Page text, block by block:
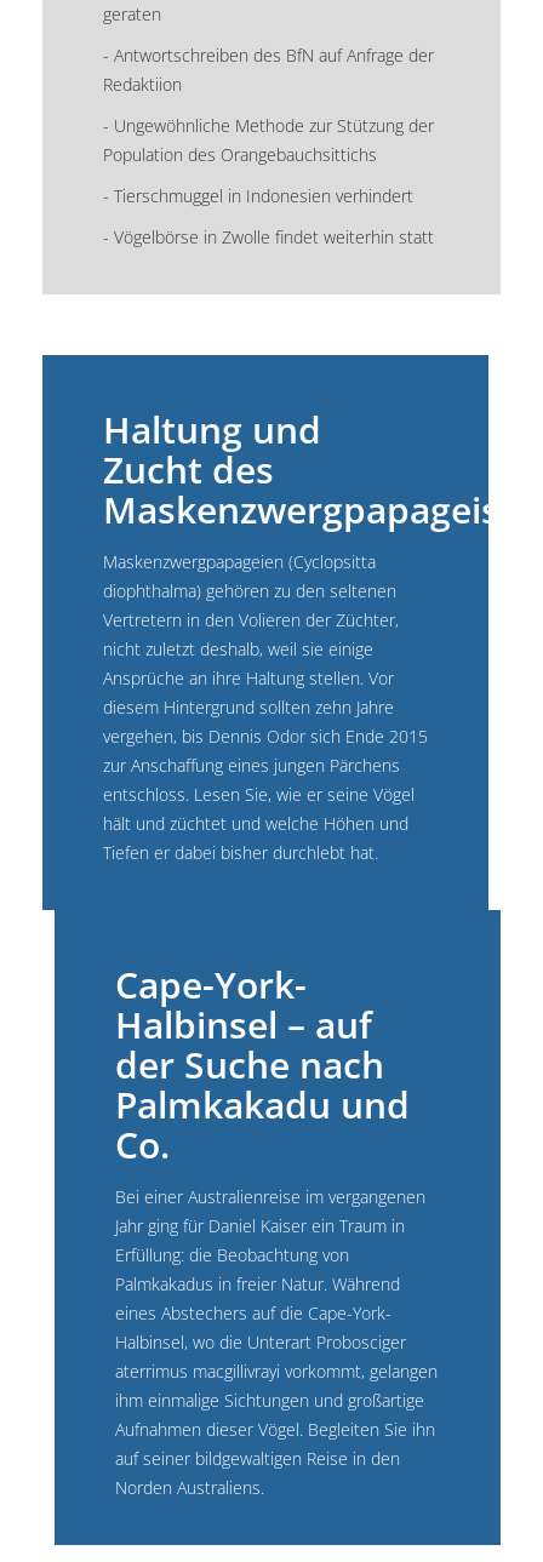
geraten
- Antwortschreiben des BfN auf Anfrage der
Redaktiion
- Ungewöhnliche Methode zur Stützung der
Population des Orangebauchsittichs
- Tierschmuggel in Indonesien verhindert
- Vögelbörse in Zwolle findet weiterhin statt
Haltung und
Zucht des
Maskenzwergpapageis
Maskenzwergpapageien (Cyclopsitta
diophthalma) gehören zu den seltenen
Vertretern in den Volieren der Züchter,
nicht zuletzt deshalb, weil sie einige
Ansprüche an ihre Haltung stellen. Vor
diesem Hintergrund sollten zehn Jahre
vergehen, bis Dennis Odor sich Ende 2015
zur Anschaffung eines jungen Pärchens
entschloss. Lesen Sie, wie er seine Vögel
hält und züchtet und welche Höhen und
Tiefen er dabei bisher durchlebt hat.
Cape-York-
Halbinsel – auf
der Suche nach
Palmkakadu und
Co.
Bei einer Australienreise im vergangenen
Jahr ging für Daniel Kaiser ein Traum in
Erfüllung: die Beobachtung von
Palmkakadus in freier Natur. Während
eines Abstechers auf die Cape-York-
Halbinsel, wo die Unterart Probosciger
aterrimus macgillivrayi vorkommt, gelangen
ihm einmalige Sichtungen und großartige
Aufnahmen dieser Vögel. Begleiten Sie ihn
auf seiner bildgewaltigen Reise in den
Norden Australiens.